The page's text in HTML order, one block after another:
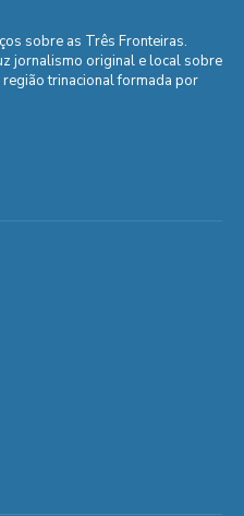
sobre as Três Fronteiras.
jornalismo original e local sobre
região trinacional formada por